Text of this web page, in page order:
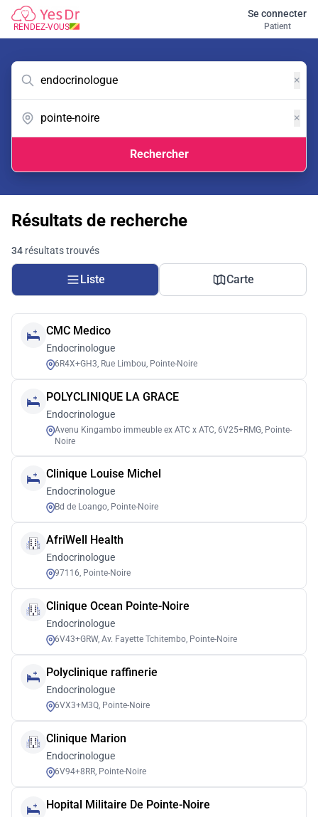
RENDEZ-VOUS
Se connecter
Patient
×
×
Rechercher
Résultats de recherche
34 résultats trouvés
Liste Carte
CMC Medico
Endocrinologue
6R4X+GH3, Rue Limbou, Pointe-Noire
POLYCLINIQUE LA GRACE
Endocrinologue
Avenu Kingambo immeuble ex ATC x ATC, 6V25+RMG, Pointe-
Noire
Clinique Louise Michel
Endocrinologue
Bd de Loango, Pointe-Noire
AfriWell Health
Endocrinologue
97116, Pointe-Noire
Clinique Ocean Pointe-Noire
Endocrinologue
6V43+GRW, Av. Fayette Tchitembo, Pointe-Noire
Polyclinique raffinerie
Endocrinologue
6VX3+M3Q, Pointe-Noire
Clinique Marion
Endocrinologue
6V94+8RR, Pointe-Noire
Hopital Militaire De Pointe-Noire